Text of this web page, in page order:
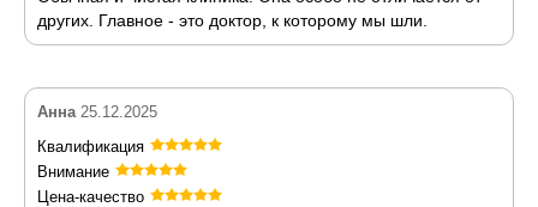
других. Главное - это доктор, к которому мы шли.
Анна 25.12.2025
Квалификация
Внимание
Цена-качество